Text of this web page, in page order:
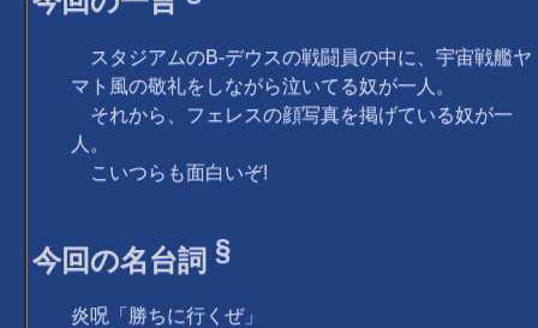
スタジアムのB-デウスの戦闘員の中に、宇宙戦艦ヤ
マト風の敬礼をしながら泣いてる奴が一人。
それから、フェレスの顔写真を掲げている奴が一
人。
こいつらも面白いぞ!
今回の名台詞 §
炎呪「勝ちに行くぜ」